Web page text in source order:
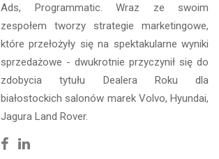
Ads, Programmatic. Wraz ze swoim
zespołem tworzy strategie marketingowe,
które przełożyły się na spektakularne wyniki
sprzedażowe - dwukrotnie przyczynił się do
zdobycia tytułu Dealera Roku dla
białostockich salonów marek Volvo, Hyundai,
Jagura Land Rover.
Facebook
Linkedin